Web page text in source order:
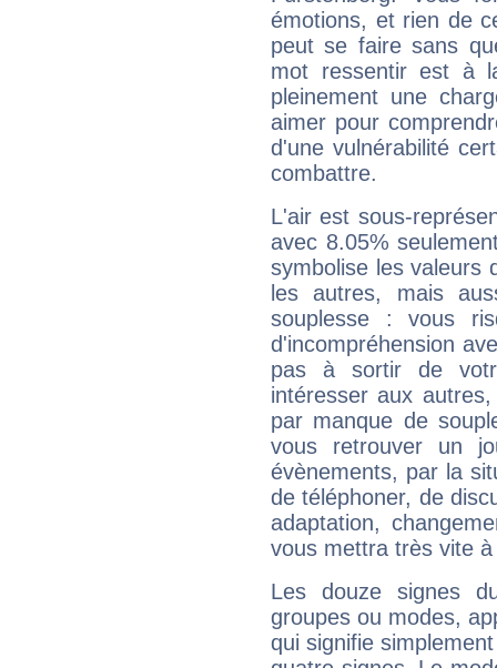
émotions, et rien de
peut se faire sans
mot ressentir est à
pleinement une
aimer pour
d'une vulnérabilité
combattre.
L'air est sous-
avec 8.05%
symbolise les valeurs
les autres, mais
souplesse : vous
d'incompréhension
pas à sortir de
intéresser aux
par manque de
vous retrouver un
évènements, par la
de téléphoner, de
adaptation,
vous mettra très vite
Les douze signes
groupes ou modes,
qui signifie